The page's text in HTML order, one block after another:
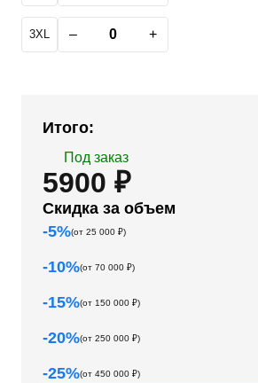
3XL – +
Итого:
Под заказ
5900 ₽
Скидка за объем
-5%(от 25 000 ₽)
-10%(от 70 000 ₽)
-15%(от 150 000 ₽)
-20%(от 250 000 ₽)
-25%(от 450 000 ₽)